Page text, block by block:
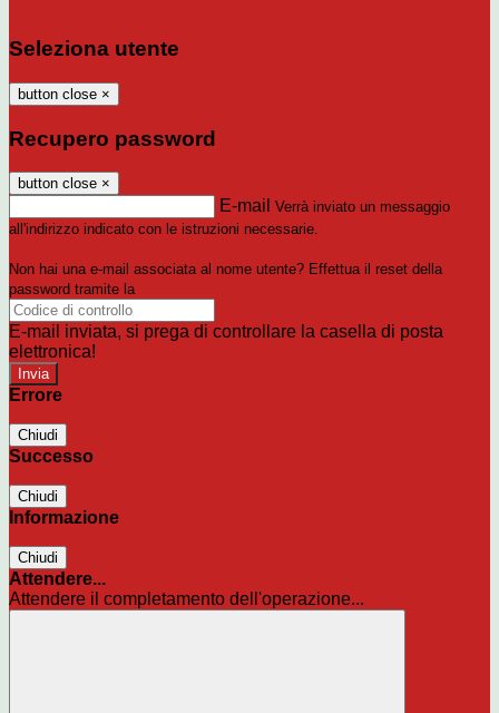
Seleziona utente
button close ×
Recupero password
button close ×
E-mail Verrà inviato un messaggio
all'indirizzo indicato con le istruzioni necessarie.
Non hai una e-mail associata al nome utente? Effettua il reset della
password tramite la
E-mail inviata, si prega di controllare la casella di posta
elettronica!
Errore
Chiudi
Successo
Chiudi
Informazione
Chiudi
Attendere...
Attendere il completamento dell'operazione...